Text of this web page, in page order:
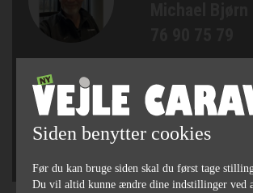
Jan Bertelsen
75 82 84 22
Siden benytter cookies
Før du kan bruge siden skal du først tage
Du vil altid kunne ændre dine indstillinger ved